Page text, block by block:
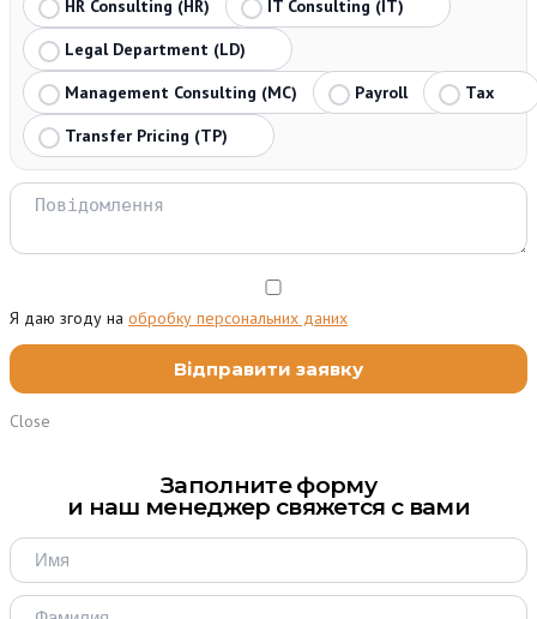
HR Consulting (HR)
IT Consulting (IT)
Legal Department (LD)
Management Consulting (MC)
Payroll
Tax
Transfer Pricing (TP)
Я даю згоду на обробку персональних даних
Close
Заполните форму
и наш менеджер свяжется с вами